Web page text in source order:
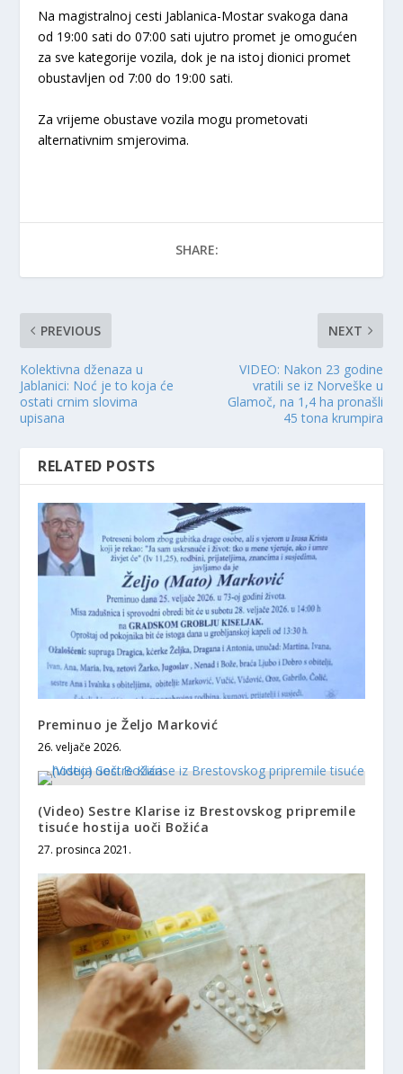
Na magistralnoj cesti Jablanica-Mostar svakoga dana
od 19:00 sati do 07:00 sati ujutro promet je omogućen
za sve kategorije vozila, dok je na istoj dionici promet
obustavljen od 7:00 do 19:00 sati.
Za vrijeme obustave vozila mogu prometovati
alternativnim smjerovima.
SHARE:
PREVIOUS
Kolektivna dženaza u
Jablanici: Noć je to koja će
ostati crnim slovima
upisana
NEXT
VIDEO: Nakon 23 godine
vratili se iz Norveške u
Glamoč, na 1,4 ha pronašli
45 tona krumpira
RELATED POSTS
Preminuo je Željo Marković
26. veljače 2026.
(Video) Sestre Klarise iz Brestovskog pripremile
tisuće hostija uoči Božića
27. prosinca 2021.